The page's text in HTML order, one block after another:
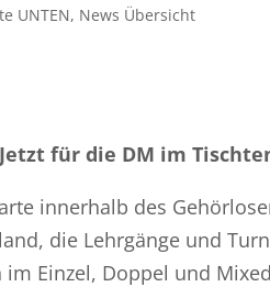
UNTEN, News Übersicht
für die DM im
innerhalb des
die Lehrgänge und
Einzel, Doppel und